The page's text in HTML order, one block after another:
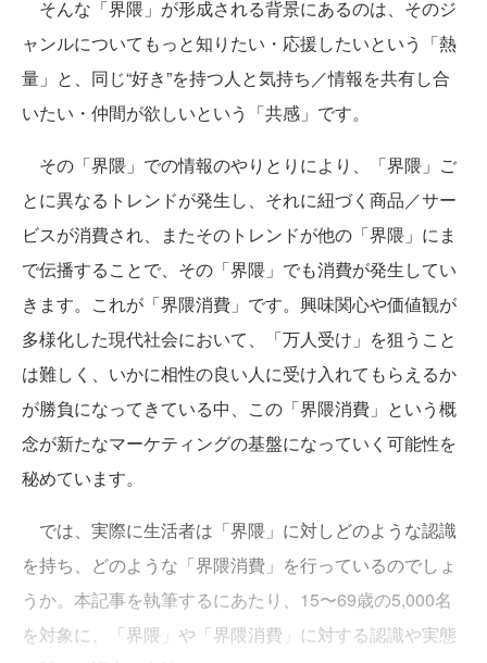
そんな「界隈」が形成される背景にあるのは、そのジ
ャンルについてもっと知りたい・応援したいという「熱
量」と、同じ“好き”を持つ人と気持ち／情報を共有し合
いたい・仲間が欲しいという「共感」です。
その「界隈」での情報のやりとりにより、「界隈」ご
とに異なるトレンドが発生し、それに紐づく商品／サー
ビスが消費され、またそのトレンドが他の「界隈」にま
で伝播することで、その「界隈」でも消費が発生してい
きます。これが「界隈消費」です。興味関心や価値観が
多様化した現代社会において、「万人受け」を狙うこと
は難しく、いかに相性の良い人に受け入れてもらえるか
が勝負になってきている中、この「界隈消費」という概
念が新たなマーケティングの基盤になっていく可能性を
秘めています。
では、実際に生活者は「界隈」に対しどのような認識
を持ち、どのような「界隈消費」を行っているのでしょ
うか。本記事を執筆するにあたり、15〜69歳の5,000名
を対象に、「界隈」や「界隈消費」に対する認識や実態